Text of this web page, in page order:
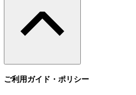
ご利用ガイド・ポリシー